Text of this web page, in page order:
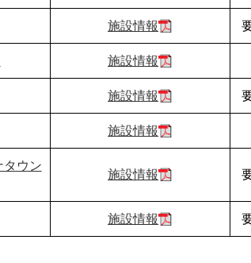
施設情報
施設情報
施設情報
施設情報
タウン
施設情報
施設情報